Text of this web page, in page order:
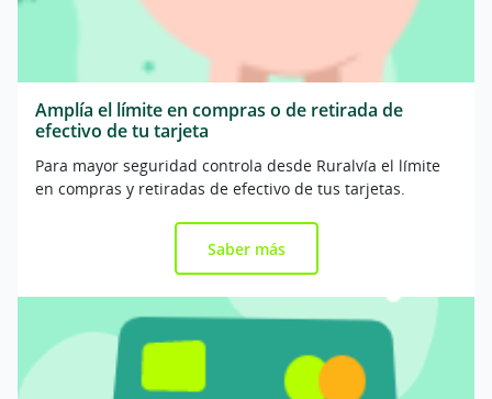
Amplía el límite en compras o de retirada de
efectivo de tu tarjeta
Para mayor seguridad controla desde Ruralvía el límite
en compras y retiradas de efectivo de tus tarjetas.
Saber más